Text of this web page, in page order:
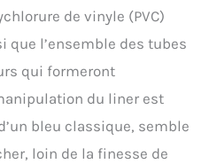
de vinyle (PVC)
que l’ensemble des tubes
qui formeront
du liner est
bleu classique, semble
loin de la finesse de